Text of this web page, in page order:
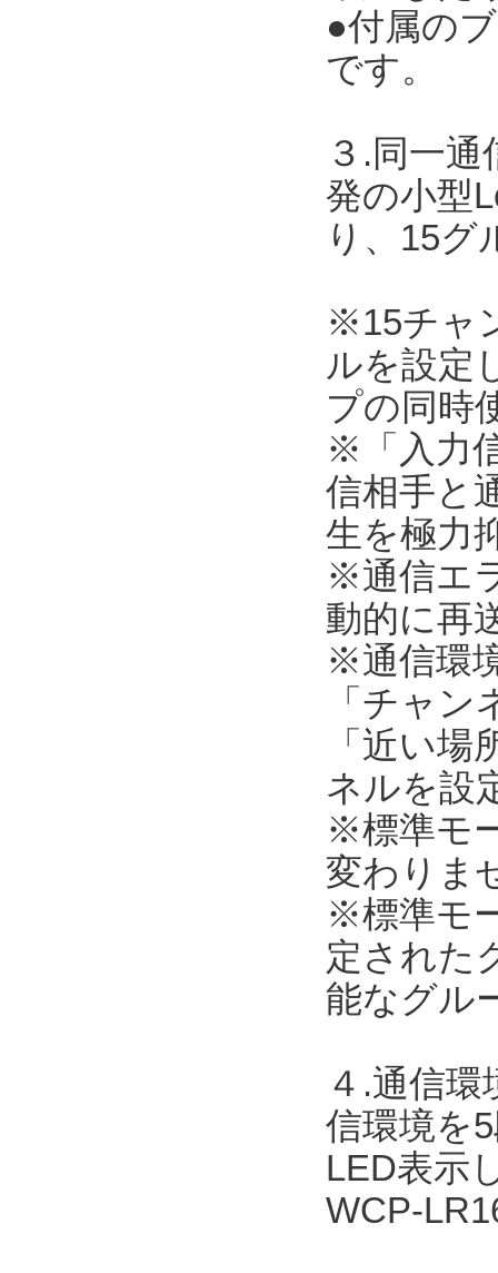
●付属の
です。
３.同一
発の小型
り、15グ
※15チャ
ルを設定
プの同時
※「入力
信相手と
生を極力
※通信エ
動的に再
※通信環
「チャ
「近い
ネルを設
※標準モ
変わりま
※標準モ
定された
能なグル
４.通信
信環境を
LED表示
WCP-